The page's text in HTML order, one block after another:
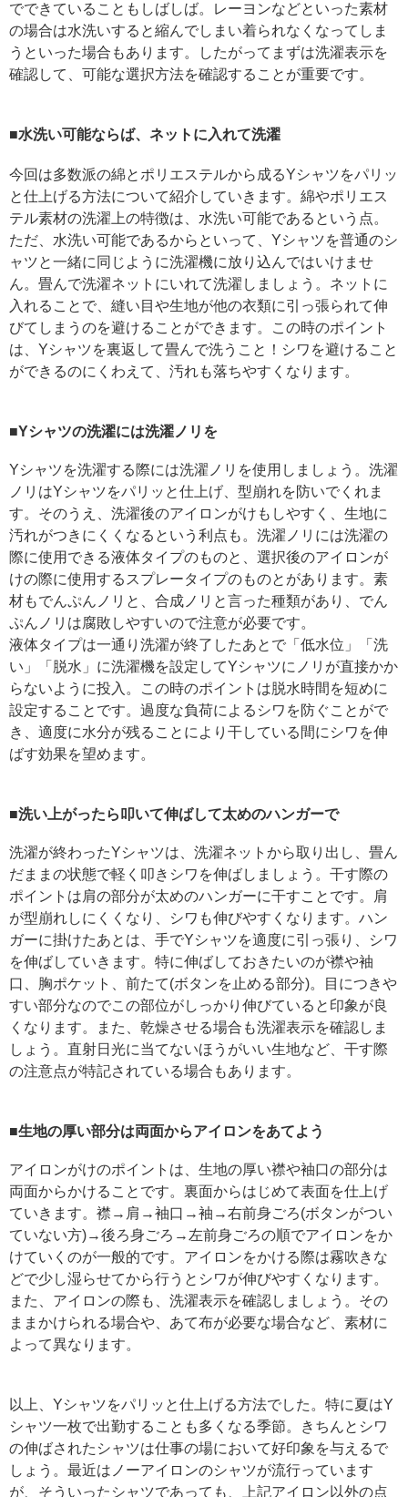
でできていることもしばしば。レーヨンなどといった素材
の場合は水洗いすると縮んでしまい着られなくなってしま
うといった場合もあります。したがってまずは洗濯表示を
確認して、可能な選択方法を確認することが重要です。
■水洗い可能ならば、ネットに入れて洗濯
今回は多数派の綿とポリエステルから成るYシャツをパリッ
と仕上げる方法について紹介していきます。綿やポリエス
テル素材の洗濯上の特徴は、水洗い可能であるという点。
ただ、水洗い可能であるからといって、Yシャツを普通のシ
ャツと一緒に同じように洗濯機に放り込んではいけませ
ん。畳んで洗濯ネットにいれて洗濯しましょう。ネットに
入れることで、縫い目や生地が他の衣類に引っ張られて伸
びてしまうのを避けることができます。この時のポイント
は、Yシャツを裏返して畳んで洗うこと！シワを避けること
ができるのにくわえて、汚れも落ちやすくなります。
■Yシャツの洗濯には洗濯ノリを
Yシャツを洗濯する際には洗濯ノリを使用しましょう。洗濯
ノリはYシャツをパリッと仕上げ、型崩れを防いでくれま
す。そのうえ、洗濯後のアイロンがけもしやすく、生地に
汚れがつきにくくなるという利点も。洗濯ノリには洗濯の
際に使用できる液体タイプのものと、選択後のアイロンが
けの際に使用するスプレータイプのものとがあります。素
材もでんぷんノリと、合成ノリと言った種類があり、でん
ぷんノリは腐敗しやすいので注意が必要です。
液体タイプは一通り洗濯が終了したあとで「低水位」「洗
い」「脱水」に洗濯機を設定してYシャツにノリが直接かか
らないように投入。この時のポイントは脱水時間を短めに
設定することです。過度な負荷によるシワを防ぐことがで
き、適度に水分が残ることにより干している間にシワを伸
ばす効果を望めます。
■洗い上がったら叩いて伸ばして太めのハンガーで
洗濯が終わったYシャツは、洗濯ネットから取り出し、畳ん
だままの状態で軽く叩きシワを伸ばしましょう。干す際の
ポイントは肩の部分が太めのハンガーに干すことです。肩
が型崩れしにくくなり、シワも伸びやすくなります。ハン
ガーに掛けたあとは、手でYシャツを適度に引っ張り、シワ
を伸ばしていきます。特に伸ばしておきたいのが襟や袖
口、胸ポケット、前たて(ボタンを止める部分)。目につきや
すい部分なのでこの部位がしっかり伸びていると印象が良
くなります。また、乾燥させる場合も洗濯表示を確認しま
しょう。直射日光に当てないほうがいい生地など、干す際
の注意点が特記されている場合もあります。
■生地の厚い部分は両面からアイロンをあてよう
アイロンがけのポイントは、生地の厚い襟や袖口の部分は
両面からかけることです。裏面からはじめて表面を仕上げ
ていきます。襟→肩→袖口→袖→右前身ごろ(ボタンがつい
ていない方)→後ろ身ごろ→左前身ごろの順でアイロンをか
けていくのが一般的です。アイロンをかける際は霧吹きな
どで少し湿らせてから行うとシワが伸びやすくなります。
また、アイロンの際も、洗濯表示を確認しましょう。その
ままかけられる場合や、あて布が必要な場合など、素材に
よって異なります。
以上、Yシャツをパリッと仕上げる方法でした。特に夏はY
シャツ一枚で出勤することも多くなる季節。きちんとシワ
の伸ばされたシャツは仕事の場において好印象を与えるで
しょう。最近はノーアイロンのシャツが流行っています
が、そういったシャツであっても、上記アイロン以外の点